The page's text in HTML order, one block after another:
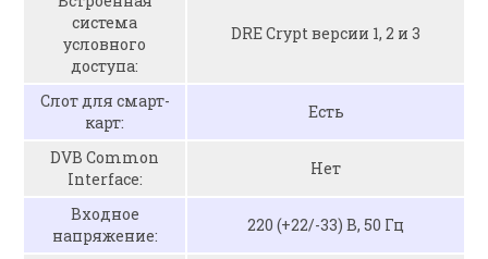
система
условного
доступа:
DRE Crypt версии 1, 2 и 3
Слот для смарт-
карт:
Есть
DVB Common
Interface:
Нет
Входное
напряжение:
220 (+22/-33) В, 50 Гц